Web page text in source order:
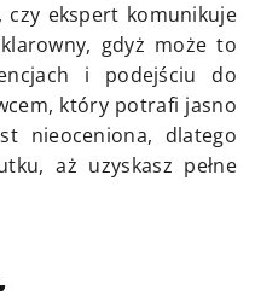
ekspert komunikuje
gdyż może to
i podejściu do
który potrafi jasno
nieoceniona, dlatego
aż uzyskasz pełne